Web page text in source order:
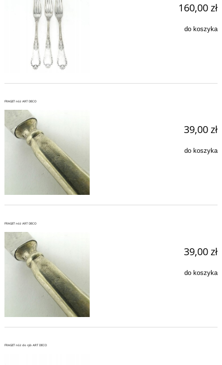
160,00 zł
do koszyka
FRAGET nóż ART DECO
39,00 zł
do koszyka
FRAGET nóż ART DECO
39,00 zł
do koszyka
FRAGET nóż do ryb ART DECO